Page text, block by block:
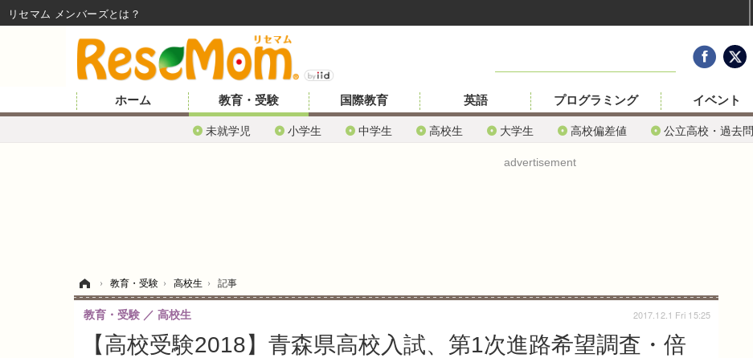
ホーム 教育・受験
未就学児 小学生 中学生 高校生 大学生 高校偏差値 公立高校・過去問
国際教育 英語 プログラミング イベント
advertisement
› 教育・受験 › 高校生 › 記事
【高校受験2018】青森県高校入試、第1次進路希望調査・倍
教育・受験 高校生 2017.12.1 Fri 15:25
リセマム メンバーズ